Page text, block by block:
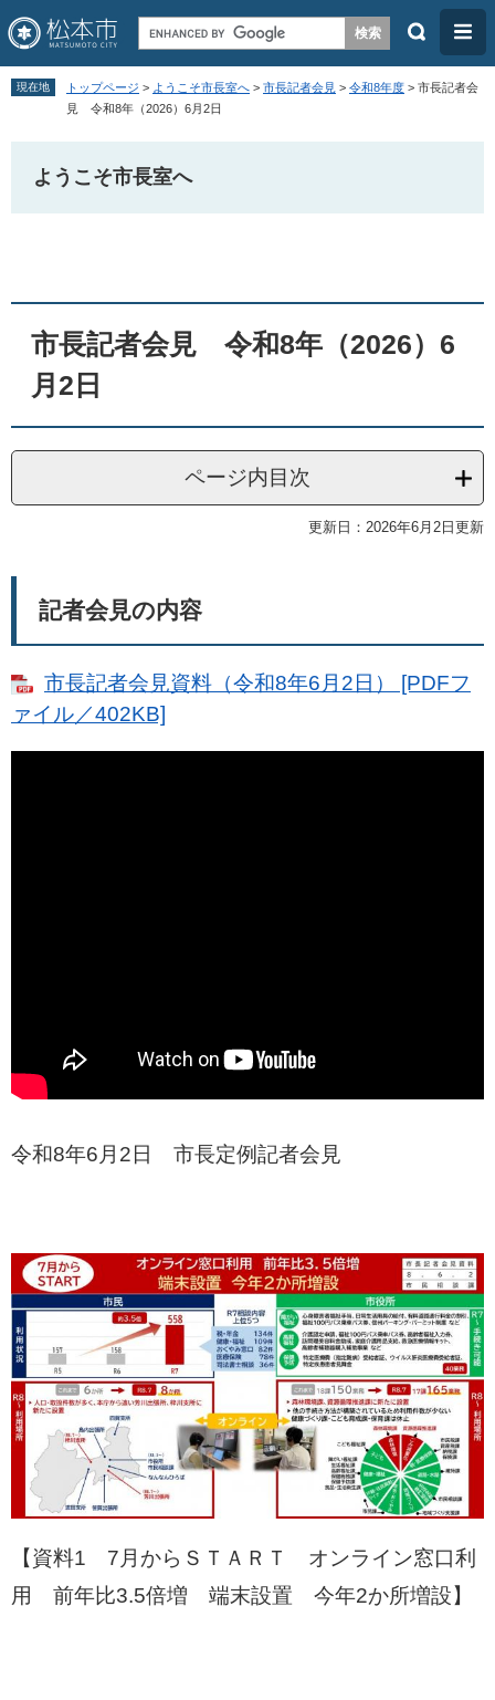
ペ
ジ
す
メ
ュ
し
へ
検
メ
ニ
ュ
現在地 トップページ > ようこそ市長室へ > 市長記者会見 > 令和8年度 > 市長記者会
見 令和8年（2026）6月2日
ようこそ市長室へ
市長記者会見 令和8年（2026）6
月2日
ページ内目次
更新日：2026年6月2日更新
記者会見の内容
市長記者会見資料（令和8年6月2日） [PDFフ
ァイル／402KB]
令和8年6月2日 市長定例記者会見
【資料1 7月からＳＴＡＲＴ オンライン窓口利
用 前年比3.5倍増 端末設置 今年2か所増設】